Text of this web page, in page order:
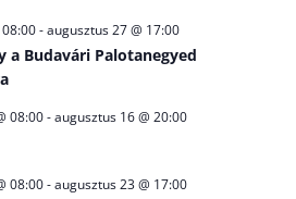
-augusztus 27 @ 17:00
a Budavári Palotanegyed
08:00-augusztus 16 @ 20:00
08:00-augusztus 23 @ 17:00